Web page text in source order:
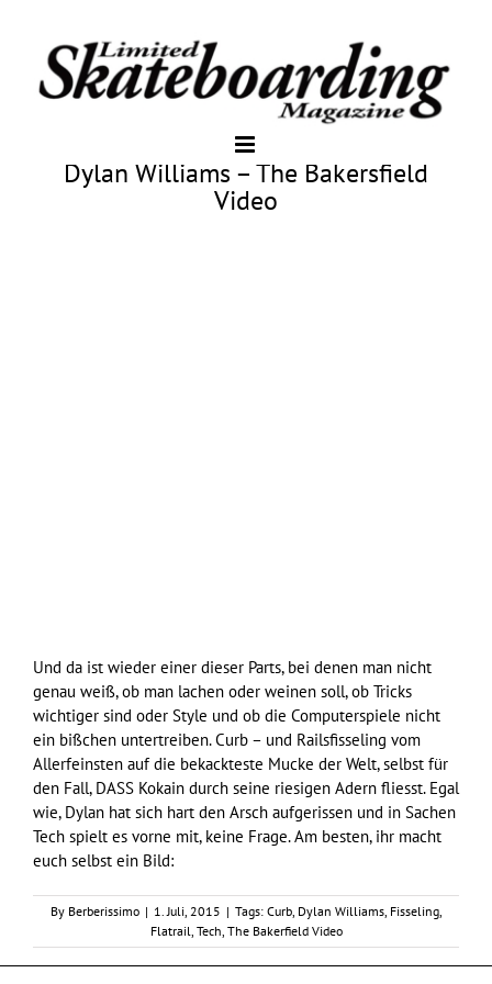
Dylan Williams – The Bakersfield
Video
Und da ist wieder einer dieser Parts, bei denen man nicht
genau weiß, ob man lachen oder weinen soll, ob Tricks
wichtiger sind oder Style und ob die Computerspiele nicht
ein bißchen untertreiben. Curb – und Railsfisseling vom
Allerfeinsten auf die bekackteste Mucke der Welt, selbst für
den Fall, DASS Kokain durch seine riesigen Adern fliesst. Egal
wie, Dylan hat sich hart den Arsch aufgerissen und in Sachen
Tech spielt es vorne mit, keine Frage. Am besten, ihr macht
euch selbst ein Bild:
By Berberissimo | 1. Juli, 2015 | Tags: Curb, Dylan Williams, Fisseling,
Flatrail Tech The Bakerfield Video